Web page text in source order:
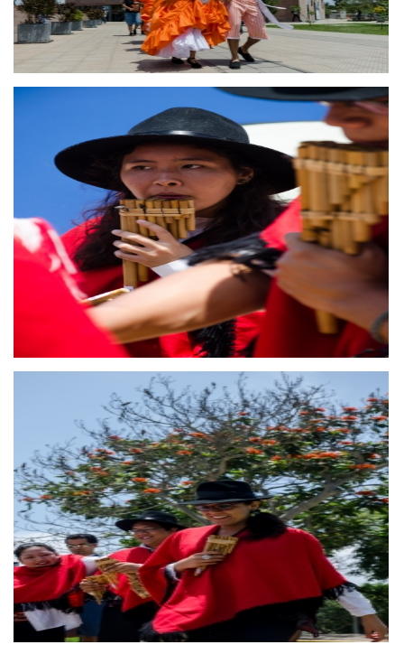
El pasado 22 de marzo, el Centro de Música y Danzas
Peruanas (CEMDUC) dio la Bienvenida a los Cachimbos
2018, el cual se realizó a lo largo de la Avenida Principal del
campus (tontódromo) .
Pasacalle
Más novedades